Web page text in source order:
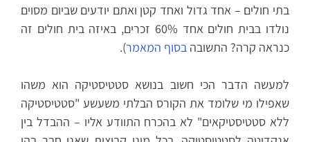
בתי חולים – אחד גדול ואחד קטן ואתם יודעים שביום מסוים
נולדו בבית חולים אחד 60% זכרים, באיזה בית חולים זה
כנראה קרה? התשובה בסוף המאמר).
למעשה הדבר הכי חשוב בנושא סטטיסטיקה הוא משהו
שאפילו מי שלומד את הקורס הבלתי משעשע "סטטיסטיקה
ללא סטטיסטיקאים" לא בהכרח התוודע אליו – ההבדל בין